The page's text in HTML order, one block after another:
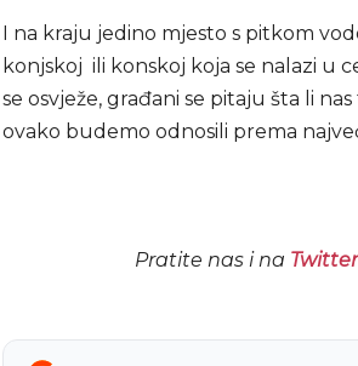
I na kraju jedino mjesto s pitkom
konjskoj ili konskoj koja se nalazi u
se osvježe, građani se pitaju šta li
ovako budemo odnosili prema
Pratite nas i na